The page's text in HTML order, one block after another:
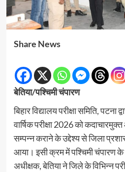
Share News
बेतिया/पश्चिमी चंपारण
बिहार विद्यालय परीक्षा समिति, पटना
वार्षिक परीक्षा 2026 को
सम्पन्न कराने के उद्देश्य से जिला
आया। इसी क्रम में पश्चिमी चंपारण के
अधीक्षक, बेतिया ने जिले के विभिन्न